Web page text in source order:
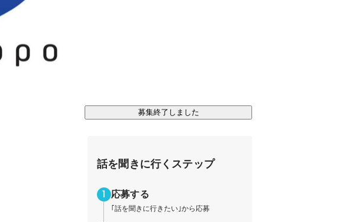
募集終了しました
話を聞きに行くステップ
応募する
｢話を聞きに行きたい｣から応募